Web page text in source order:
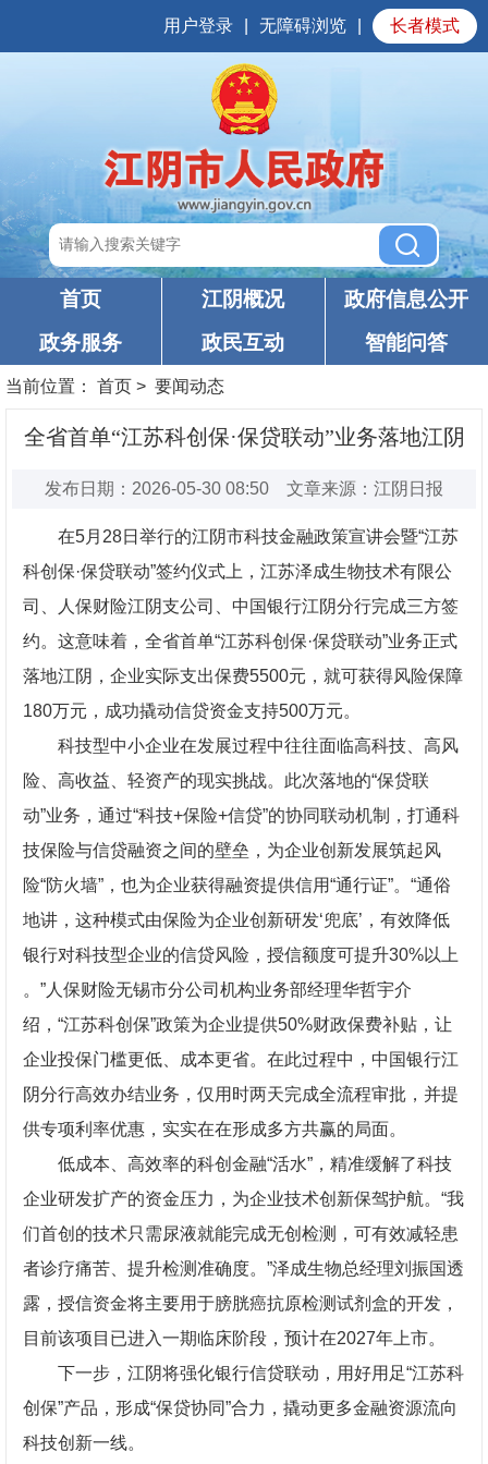
用户登录 无障碍浏览 长者模式
首页 江阴概况
政府信息公开
政务服务
政民互动 智能问答
当前位置： 首页 > 要闻动态
全省首单“江苏科创保·保贷联动”业务落地江阴
发布日期：2026-05-30 08:50 文章来源：江阴日报
在5月28日举行的江阴市科技金融政策宣讲会暨“江苏
科创保·保贷联动”签约仪式上，江苏泽成生物技术有限公
司、人保财险江阴支公司、中国银行江阴分行完成三方签
约。这意味着，全省首单“江苏科创保·保贷联动”业务正式
落地江阴，企业实际支出保费5500元，就可获得风险保障
180万元，成功撬动信贷资金支持500万元。
科技型中小企业在发展过程中往往面临高科技、高风
险、高收益、轻资产的现实挑战。此次落地的“保贷联
动”业务，通过“科技+保险+信贷”的协同联动机制，打通科
技保险与信贷融资之间的壁垒，为企业创新发展筑起风
险“防火墙”，也为企业获得融资提供信用“通行证”。“通俗
地讲，这种模式由保险为企业创新研发‘兜底’，有效降低
银行对科技型企业的信贷风险，授信额度可提升30%以上
。”人保财险无锡市分公司机构业务部经理华哲宇介
绍，“江苏科创保”政策为企业提供50%财政保费补贴，让
企业投保门槛更低、成本更省。在此过程中，中国银行江
阴分行高效办结业务，仅用时两天完成全流程审批，并提
供专项利率优惠，实实在在形成多方共赢的局面。
低成本、高效率的科创金融“活水”，精准缓解了科技
企业研发扩产的资金压力，为企业技术创新保驾护航。“我
们首创的技术只需尿液就能完成无创检测，可有效减轻患
者诊疗痛苦、提升检测准确度。”泽成生物总经理刘振国透
露，授信资金将主要用于膀胱癌抗原检测试剂盒的开发，
目前该项目已进入一期临床阶段，预计在2027年上市。
下一步，江阴将强化银行信贷联动，用好用足“江苏科
创保”产品，形成“保贷协同”合力，撬动更多金融资源流向
科技创新一线。